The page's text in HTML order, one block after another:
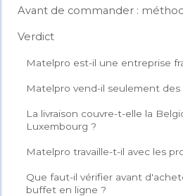
Avant de commander :
Verdict
Matelpro est-il une entreprise
Matelpro vend-il seulement des
La livraison couvre-t-elle la
Luxembourg ?
Matelpro travaille-t-il avec les
Que faut-il vérifier avant
buffet en ligne ?